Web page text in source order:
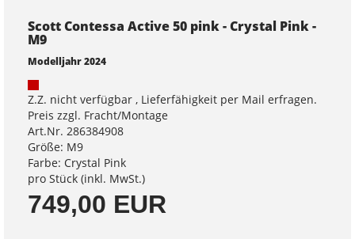
Scott Contessa Active 50 pink - Crystal Pink -
M9
Modelljahr 2024
Z.Z. nicht verfügbar , Lieferfähigkeit per Mail erfragen.
Preis zzgl. Fracht/Montage
Art.Nr. 286384908
Größe: M9
Farbe: Crystal Pink
pro Stück (inkl. MwSt.)
749,00 EUR